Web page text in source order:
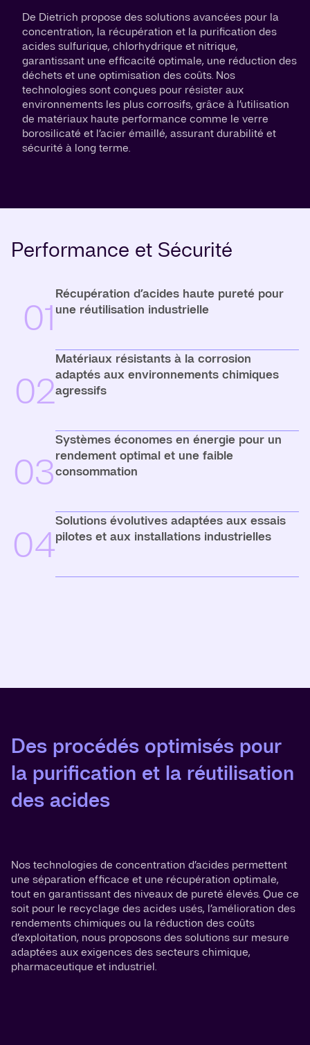
De Dietrich propose des solutions avancées pour la
concentration, la récupération et la purification des
acides sulfurique, chlorhydrique et nitrique,
garantissant une efficacité optimale, une réduction des
déchets et une optimisation des coûts. Nos
technologies sont conçues pour résister aux
environnements les plus corrosifs, grâce à l’utilisation
de matériaux haute performance comme le verre
borosilicaté et l’acier émaillé, assurant durabilité et
sécurité à long terme.
Performance et Sécurité
01
Récupération d’acides haute pureté pour
une réutilisation industrielle
02
Matériaux résistants à la corrosion
adaptés aux environnements chimiques
agressifs
03
Systèmes économes en énergie pour un
rendement optimal et une faible
consommation
04
Solutions évolutives adaptées aux essais
pilotes et aux installations industrielles
Des procédés optimisés pour
la purification et la réutilisation
des acides
Nos technologies de concentration d’acides permettent
une séparation efficace et une récupération optimale,
tout en garantissant des niveaux de pureté élevés. Que ce
soit pour le recyclage des acides usés, l’amélioration des
rendements chimiques ou la réduction des coûts
d’exploitation, nous proposons des solutions sur mesure
adaptées aux exigences des secteurs chimique,
pharmaceutique et industriel.